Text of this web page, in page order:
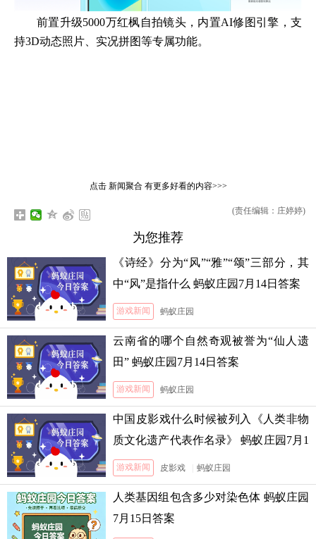
前置升级5000万红枫自拍镜头，内置AI修图引擎，支
持3D动态照片、实况拼图等专属功能。
点击 新闻聚合有更多好看的内容>>>
(责任编辑：庄婷婷)
为您推荐
《诗经》分为“风”“雅”“颂”三部分，其
中“风”是指什么 蚂蚁庄园7月14日答案
游戏新闻 蚂蚁庄园
云南省的哪个自然奇观被誉为“仙人遗
田” 蚂蚁庄园7月14日答案
游戏新闻 蚂蚁庄园
中国皮影戏什么时候被列入《人类非物
质文化遗产代表作名录》 蚂蚁庄园7月1
3日答案
游戏新闻 皮影戏 蚂蚁庄园
人类基因组包含多少对染色体 蚂蚁庄园
7月15日答案